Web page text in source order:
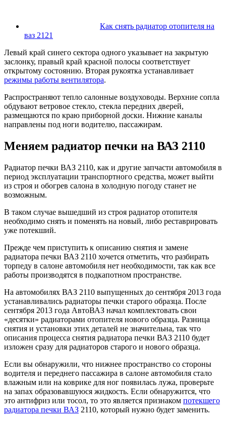
Как снять радиатор отопителя на
ваз 2121
Левый край синего сектора одного указывает на закрытую
заслонку, правый край красной полосы соответствует
открытому состоянию. Вторая рукоятка устанавливает
режимы работы вентилятора.
Распространяют тепло салонные воздуховоды. Верхние сопла
обдувают ветровое стекло, стекла передних дверей,
размещаются по краю приборной доски. Нижние каналы
направлены под ноги водителю, пассажирам.
Меняем радиатор печки на ВАЗ 2110
Радиатор печки ВАЗ 2110, как и другие запчасти автомобиля в
период эксплуатации транспортного средства, может выйти
из строя и обогрев салона в холодную погоду станет не
возможным.
В таком случае вышедший из строя радиатор отопителя
необходимо снять и поменять на новый, либо реставрировать
уже потекший.
Прежде чем приступить к описанию снятия и замене
радиатора печки ВАЗ 2110 хочется отметить, что разбирать
торпеду в салоне автомобиля нет необходимости, так как все
работы производятся в подкапотном пространстве.
На автомобилях ВАЗ 2110 выпущенных до сентября 2013 года
устанавливались радиаторы печки старого образца. После
сентября 2013 года АвтоВАЗ начал комплектовать свои
«десятки» радиаторами отопителя нового образца. Разница
снятия и установки этих деталей не значительна, так что
описания процесса снятия радиатора печки ВАЗ 2110 будет
изложен сразу для радиаторов старого и нового образца.
Если вы обнаружили, что нижнее пространство со стороны
водителя и переднего пассажира в салоне автомобиля стало
влажным или на коврике для ног появилась лужа, проверьте
на запах образовавшуюся жидкость. Если обнаружится, что
это антифриз или тосол, то это является признаком потекшего
радиатора печки ВАЗ 2110, который нужно будет заменить.